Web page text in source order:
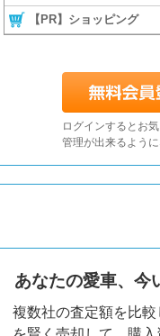
【PR】ショッピング
ログインするとお
管理が出来るよう
あなたの愛車、今
複数社の査定額を比